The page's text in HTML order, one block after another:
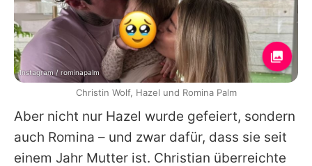
Aber nicht nur Hazel wurde gefeiert, sondern
auch Romina – und zwar dafür, dass sie seit
einem Jahr Mutter ist. Christian überreichte
Instagram / rominapalm
Christin Wolf, Hazel und Romina Palm